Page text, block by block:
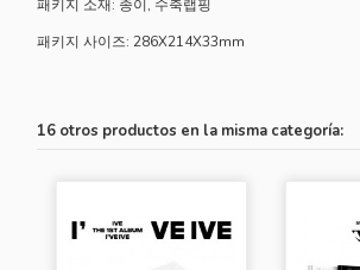
패키지 소재: 종이, 수축랩핑
패키지 사이즈: 286X214X33mm
16 otros productos en la misma categoría: